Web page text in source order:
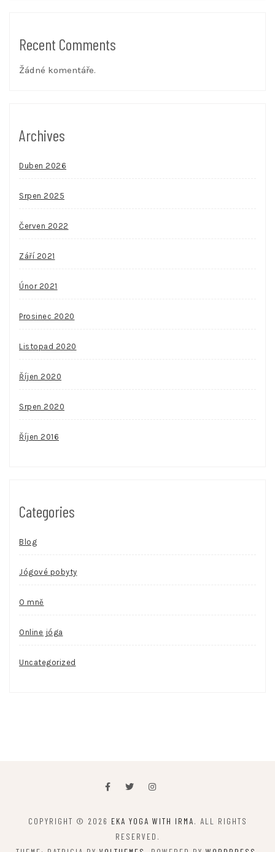
Recent Comments
Žádné komentáře.
Archives
Duben 2026
Srpen 2025
Červen 2022
Září 2021
Únor 2021
Prosinec 2020
Listopad 2020
Říjen 2020
Srpen 2020
Říjen 2016
Categories
Blog
Jógové pobyty
O mně
Online jóga
Uncategorized
COPYRIGHT © 2026 EKA YOGA WITH IRMA. ALL RIGHTS
RESERVED.